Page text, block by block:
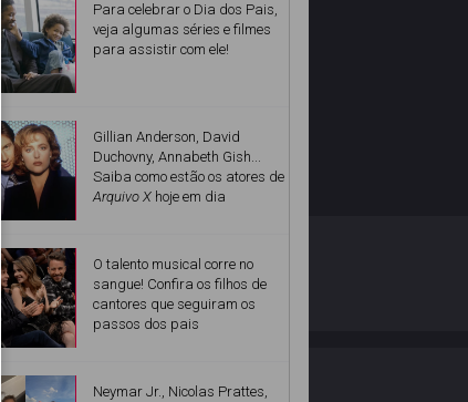
Para celebrar o Dia dos Pais,
veja algumas séries e filmes
para assistir com ele!
Gillian Anderson, David
Duchovny, Annabeth Gish...
Saiba como estão os atores de
Arquivo X hoje em dia
O talento musical corre no
sangue! Confira os filhos de
cantores que seguiram os
passos dos pais
Neymar Jr., Nicolas Prattes,
Desenvolvido por